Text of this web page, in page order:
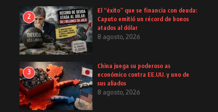
2
El “éxito” que se financia con deuda:
Caputo emitió un récord de bonos
atados al dólar
8 agosto, 2026
3
China juega su poderoso as
económico contra EE.UU. y uno de
sus aliados
8 agosto, 2026